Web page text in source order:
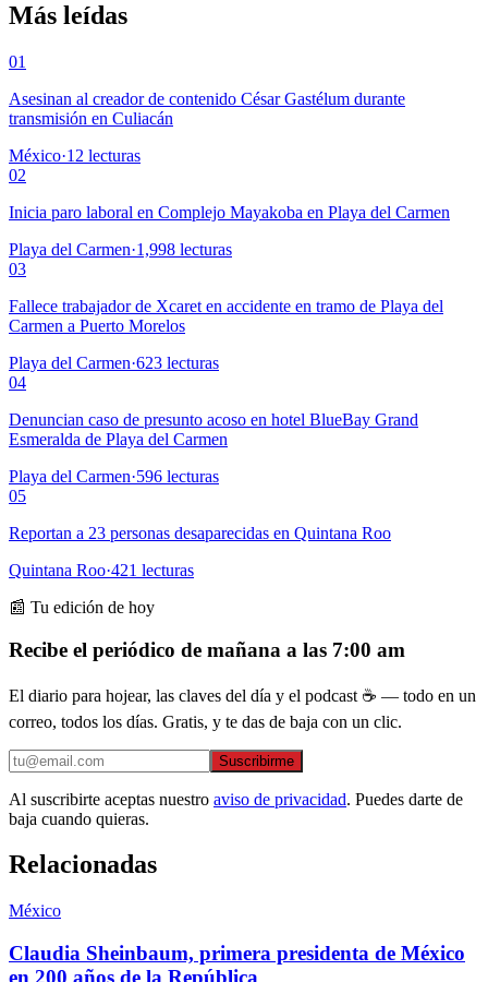
Más leídas
01
Asesinan al creador de contenido César Gastélum durante
transmisión en Culiacán
México·12 lecturas
02
Inicia paro laboral en Complejo Mayakoba en Playa del Carmen
Playa del Carmen·1,998 lecturas
03
Fallece trabajador de Xcaret en accidente en tramo de Playa del
Carmen a Puerto Morelos
Playa del Carmen·623 lecturas
04
Denuncian caso de presunto acoso en hotel BlueBay Grand
Esmeralda de Playa del Carmen
Playa del Carmen·596 lecturas
05
Reportan a 23 personas desaparecidas en Quintana Roo
Quintana Roo·421 lecturas
📰 Tu edición de hoy
Recibe el periódico de mañana a las 7:00 am
El diario para hojear, las claves del día y el podcast ☕ — todo en un
correo, todos los días. Gratis, y te das de baja con un clic.
Suscribirme
Al suscribirte aceptas nuestro aviso de privacidad. Puedes darte de
baja cuando quieras.
Relacionadas
México
Claudia Sheinbaum, primera presidenta de México
en 200 años de la República